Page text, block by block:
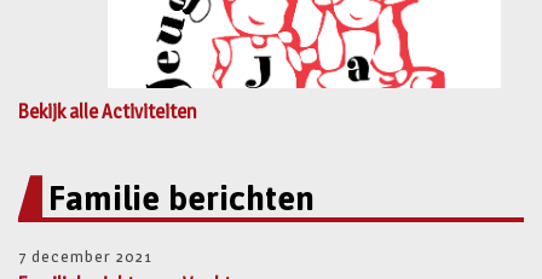
Bekijk alle Activiteiten
Familie berichten
7 december 2021